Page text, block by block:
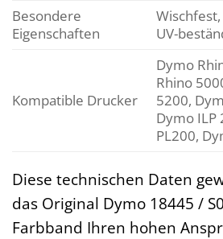
Besondere
Eigenschaften
UV-
Kompatible Drucker
Dymo
Rhino
5200,
Dymo ILP
PL200,
Diese technischen Daten
das Original Dymo 18445 /
Farbband Ihren hohen